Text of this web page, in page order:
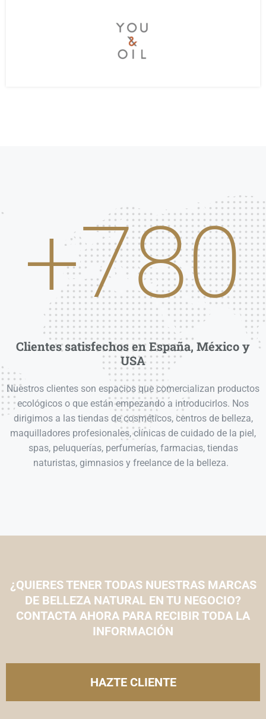
+780
Clientes satisfechos en España, México y
USA
Nuestros clientes son espacios que comercializan productos
ecológicos o que están empezando a introducirlos. Nos
dirigimos a las tiendas de cosméticos, centros de belleza,
maquilladores profesionales, clínicas de cuidado de la piel,
spas, peluquerías, perfumerías, farmacias, tiendas
naturistas, gimnasios y freelance de la belleza.
¿QUIERES TENER TODAS NUESTRAS MARCAS
DE BELLEZA NATURAL EN TU NEGOCIO?
CONTACTA AHORA PARA RECIBIR TODA LA
INFORMACIÓN
HAZTE CLIENTE